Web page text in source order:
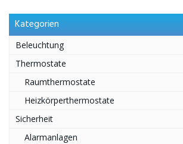
Kategorien
Beleuchtung
Thermostate
Raumthermostate
Heizkörperthermostate
Sicherheit
Alarmanlagen